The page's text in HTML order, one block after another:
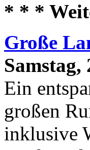
* * *
Große
Samstag,
Ein
großen
inklusive